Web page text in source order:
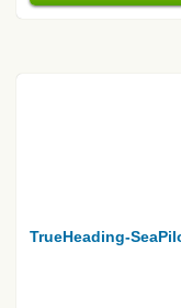
TrueHeading-